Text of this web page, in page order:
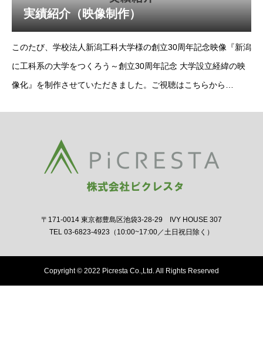
実績紹介（映像制作）
このたび、学校法人新潟工科大学様の創立30周年記念映像『新潟
に工科系の大学をつくろう～創立30周年記念 大学設立経緯の映
像化』を制作させていただきました。ご視聴はこちらから
〒171-0014 東京都豊島区池袋3-28-29 IVY HOUSE 307
TEL 03-6823-4923（10:00~17:00／土日祝日除く）
Copyright © 2022 Picresta Co.,Ltd. All Rights Reserved